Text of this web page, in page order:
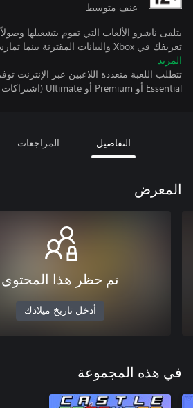
عنف متوسط
يتلقى ناشرو الألعاب التي تقوم بتشغيلها
تعريفك في Xbox والبيانات المقترنة بينما تمارس الألعاب.
المزيد
Essential أو Premium أو Ultimate (اشتراكات تُباع بشكل منفصل).
التفاصيل المراجعات
المعرض
تم حظر هذا المحتوى
أدخل تاريخ ميلادك
في هذه المجموعة